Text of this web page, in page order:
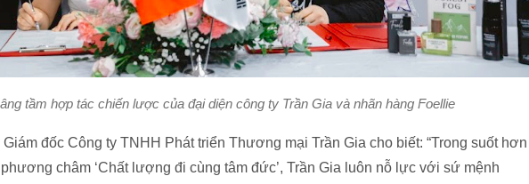
tầm hợp tác chiến lược của đại diện công ty Trần Gia và nhãn hàng Foellie
đốc Công ty TNHH Phát triển Thương mại Trần Gia cho biết: “Trong suốt hơn
châm ‘Chất lượng đi cùng tâm đức’, Trần Gia luôn nỗ lực với sứ mệnh